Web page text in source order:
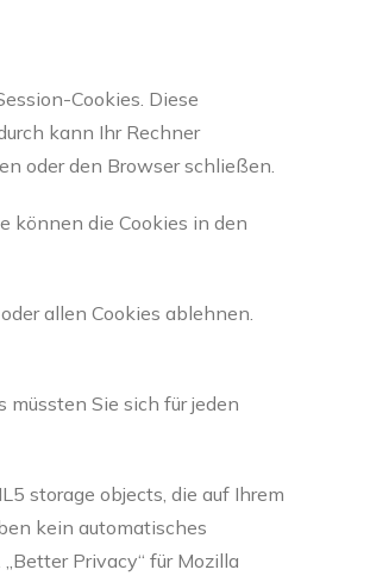
Cookies. Diese
kann Ihr Rechner
oder den Browser schließen.
können die Cookies in den
allen Cookies ablehnen.
müssten Sie sich für jeden
storage objects, die auf Ihrem
kein automatisches
Privacy“ für Mozilla